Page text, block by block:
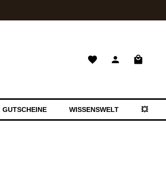
GUTSCHEINE WISSENSWELT 💥